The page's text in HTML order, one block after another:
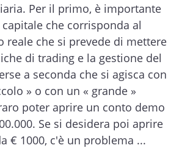
Per il primo, è importante
che corrisponda al
reale che si prevede di mettere
di trading e la gestione del
a seconda che si agisca con
» o con un « grande »
poter aprire un conto demo
Se si desidera poi aprire
€ 1000, c'è un problema ...